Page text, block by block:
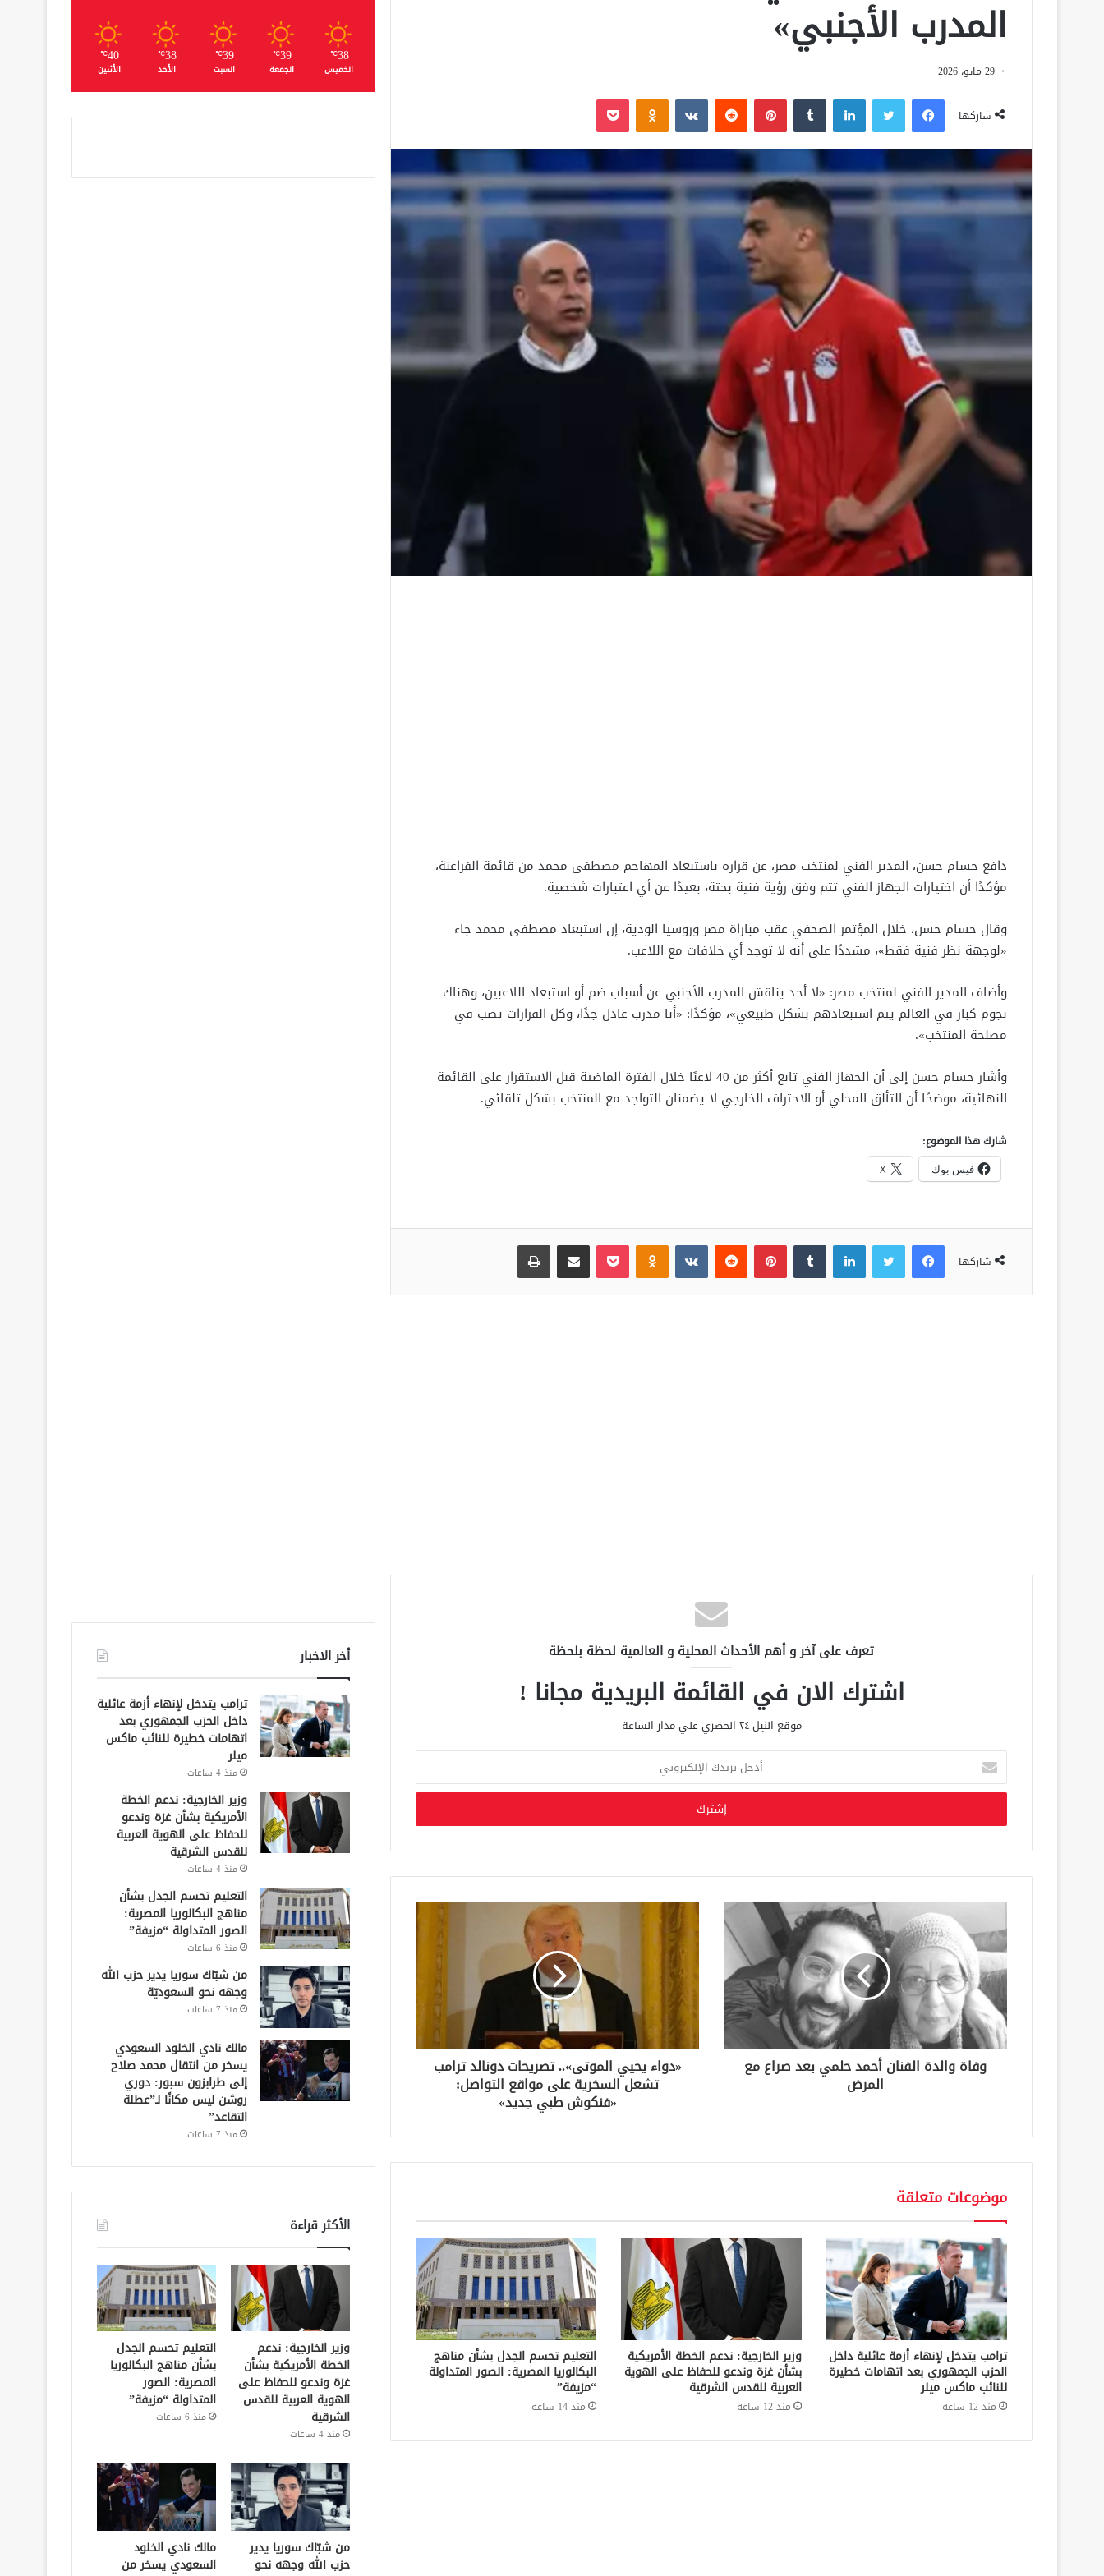
المدرب الأجنبي»
29 مايو، 2026
شاركها
فيسبوك لينكدإن بينتيريست
دافع حسام حسن، المدير الفني لمنتخب مصر، عن قراره باستبعاد المهاجم مصطفى محمد من قائمة الفراعنة،
مؤكدًا أن اختيارات الجهاز الفني تتم وفق رؤية فنية بحتة، بعيدًا عن أي اعتبارات شخصية.
وقال حسام حسن، خلال المؤتمر الصحفي عقب مباراة مصر وروسيا الودية، إن استبعاد مصطفى محمد جاء
«لوجهة نظر فنية فقط»، مشددًا على أنه لا توجد أي خلافات مع اللاعب.
وأضاف المدير الفني لمنتخب مصر: «لا أحد يناقش المدرب الأجنبي عن أسباب ضم أو استبعاد اللاعبين، وهناك
نجوم كبار في العالم يتم استبعادهم بشكل طبيعي»، مؤكدًا: «أنا مدرب عادل جدًا، وكل القرارات تصب في
مصلحة المنتخب».
وأشار حسام حسن إلى أن الجهاز الفني تابع أكثر من 40 لاعبًا خلال الفترة الماضية قبل الاستقرار على القائمة
النهائية، موضحًا أن التألق المحلي أو الاحتراف الخارجي لا يضمنان التواجد مع المنتخب بشكل تلقائي.
شارك هذا الموضوع:
فيس بوك X
شاركها
فيسبوك لينكدإن بينتيريست بوكيت
تعرف على آخر و أهم الأحداث المحلية و العالمية لحظة بلحظة
اشترك الان في القائمة البريدية مجانا !
موقع النيل ٢٤ الحصري علي مدار الساعة
خ
ب
د
ك
ل
إ
ل
ك
ت
ر
و
ن
وفاة والدة الفنان أحمد حلمي بعد صراع مع
المرض
«دواء يحيي الموتى».. تصريحات دونالد ترامب
تشعل السخرية على مواقع التواصل:
«فنكوش طبي جديد»
موضوعات متعلقة
ترامب يتدخل لإنهاء أزمة عائلية داخل
الحزب الجمهوري بعد اتهامات خطيرة
للنائب ماكس ميلر
منذ 12 ساعة
وزير الخارجية: ندعم الخطة الأمريكية
بشأن غزة وندعو للحفاظ على الهوية
العربية للقدس الشرقية
منذ 12 ساعة
التعليم تحسم الجدل بشأن مناهج
البكالوريا المصرية: الصور المتداولة
“مزيفة”
منذ 14 ساعة
38
℃
الخميس
39
℃
الجمعة
39
℃
السبت
38
℃
الأحد
40
℃
الأثنين
أخر الاخبار
ترامب يتدخل لإنهاء أزمة عائلية
داخل الحزب الجمهوري بعد
اتهامات خطيرة للنائب ماكس
ميلر
منذ 4 ساعات
وزير الخارجية: ندعم الخطة
الأمريكية بشأن غزة وندعو
للحفاظ على الهوية العربية
للقدس الشرقية
منذ 4 ساعات
التعليم تحسم الجدل بشأن
مناهج البكالوريا المصرية:
الصور المتداولة “مزيفة”
منذ 6 ساعات
من شبّاك سوريا يدير حزب الله
وجهه نحو السعوديّة
منذ 7 ساعات
مالك نادي الخلود السعودي
يسخر من انتقال محمد صلاح
إلى طرابزون سبور: دوري
روشن ليس مكانًا لـ”عطلة
التقاعد”
منذ 7 ساعات
الأكثر قراءة
وزير الخارجية: ندعم
الخطة الأمريكية بشأن
غزة وندعو للحفاظ على
الهوية العربية للقدس
الشرقية
منذ 4 ساعات
التعليم تحسم الجدل
بشأن مناهج البكالوريا
المصرية: الصور
المتداولة “مزيفة”
منذ 6 ساعات
من شبّاك سوريا يدير
حزب الله وجهه نحو
مالك نادي الخلود
السعودي يسخر من